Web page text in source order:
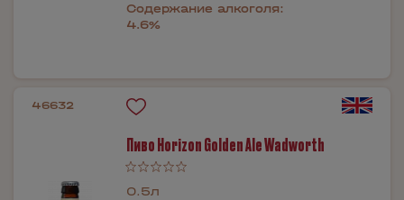
Содержание алкоголя:
4.6%
46632
Пиво Horizon Golden Ale Wadworth
0.5л